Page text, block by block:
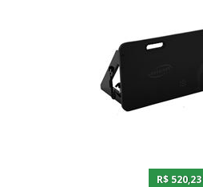
R$ 520,23